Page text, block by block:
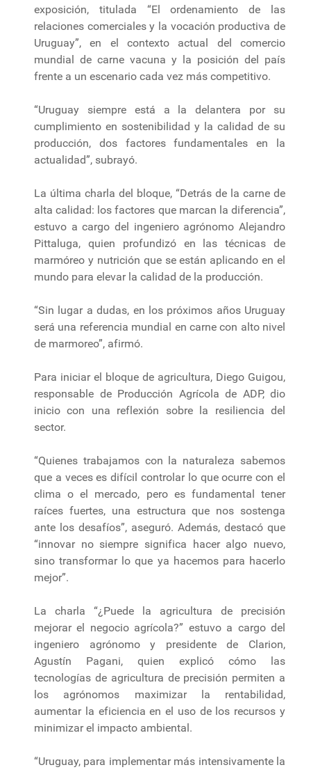
exposición, titulada “El ordenamiento de las
relaciones comerciales y la vocación productiva de
Uruguay”, en el contexto actual del comercio
mundial de carne vacuna y la posición del país
frente a un escenario cada vez más competitivo.
“Uruguay siempre está a la delantera por su
cumplimiento en sostenibilidad y la calidad de su
producción, dos factores fundamentales en la
actualidad”, subrayó.
La última charla del bloque, “Detrás de la carne de
alta calidad: los factores que marcan la diferencia”,
estuvo a cargo del ingeniero agrónomo Alejandro
Pittaluga, quien profundizó en las técnicas de
marmóreo y nutrición que se están aplicando en el
mundo para elevar la calidad de la producción.
“Sin lugar a dudas, en los próximos años Uruguay
será una referencia mundial en carne con alto nivel
de marmoreo”, afirmó.
Para iniciar el bloque de agricultura, Diego Guigou,
responsable de Producción Agrícola de ADP, dio
inicio con una reflexión sobre la resiliencia del
sector.
“Quienes trabajamos con la naturaleza sabemos
que a veces es difícil controlar lo que ocurre con el
clima o el mercado, pero es fundamental tener
raíces fuertes, una estructura que nos sostenga
ante los desafíos”, aseguró. Además, destacó que
“innovar no siempre significa hacer algo nuevo,
sino transformar lo que ya hacemos para hacerlo
mejor”.
La charla “¿Puede la agricultura de precisión
mejorar el negocio agrícola?” estuvo a cargo del
ingeniero agrónomo y presidente de Clarion,
Agustín Pagani, quien explicó cómo las
tecnologías de agricultura de precisión permiten a
los agrónomos maximizar la rentabilidad,
aumentar la eficiencia en el uso de los recursos y
minimizar el impacto ambiental.
“Uruguay, para implementar más intensivamente la